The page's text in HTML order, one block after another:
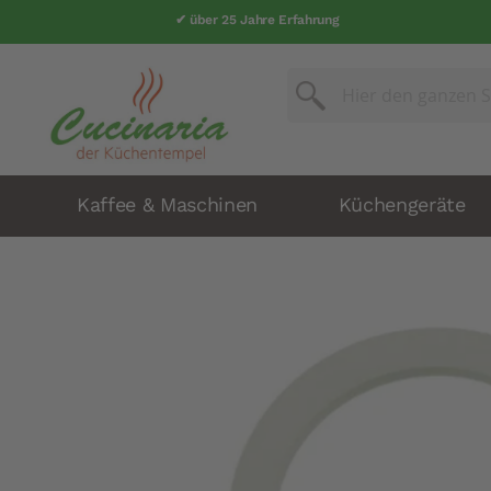
✔ über 25 Jahre Erfahrung
Suche
Kaffee & Maschinen Küchengeräte